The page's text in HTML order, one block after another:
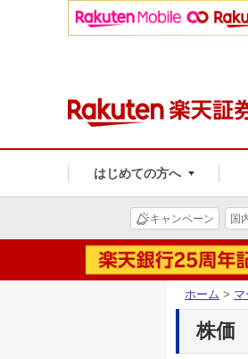
はじめての方へ
キャンペーン 国
ホーム >
株価